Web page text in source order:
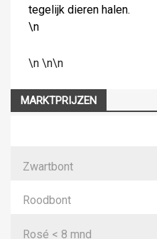
tegelijk dieren halen.
\n
\n \n\n
MARKTPRIJZEN
Zwartbont
Roodbont
Rosé < 8 mnd